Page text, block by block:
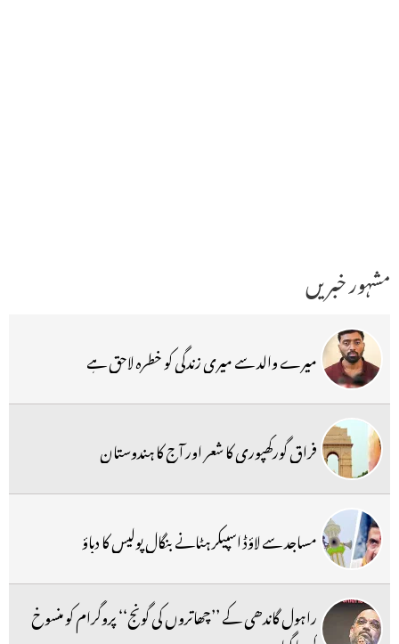
مشہور خبریں
میرے والد سے میری زندگی کو خطرہ لاحق ہے
فراق گورکھپوری کا شعر اور آج کا ہندوستان
مساجد سے لاؤڈ اسپیکر ہٹانے بنگال پولیس کا دباؤ
راہول گاندھی کے ’’چھاتروں کی گونج‘‘ پروگرام کو منسوخ